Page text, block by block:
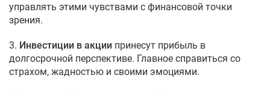
управлять этими чувствами с финансовой точки
зрения.
3. Инвестиции в акции принесут прибыль в
долгосрочной перспективе. Главное справиться со
страхом, жадностью и своими эмоциями.